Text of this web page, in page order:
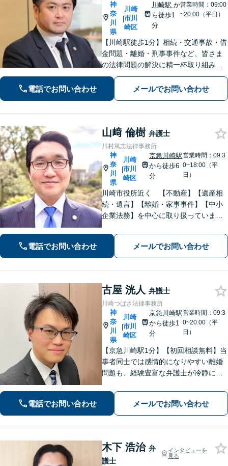
神
奈
川
県
|
川崎
市川
崎区
川崎駅 か
ら徒歩1
分
営業時間：09:00
~20:00（平日）
【川崎駅徒歩1分】相続・交通事故・借
金問題・離婚・刑事事件など、皆さま
の法律問題の解決に精一杯取り組みま
す。持ち前のバイタリティとフットワ
ークの軽さに自信あり。費用の負担を
最小限にするよう努めています。【地
電話でお問い合わせ メールでお問い合わせ
山﨑 倫樹 弁護士
川村篤志法律事務所
神
奈
川
県
|
川崎
市川
崎区
京急川崎駅
から徒歩6
分
営業時間：09:3
0~18:00（平
日）
川崎市役所近く 【不動産】【遺産相
続・遺言】【離婚・家事事件】【中小
企業法務】を中心に取り扱っていま
す。ぜひご相談ください
電話でお問い合わせ メールでお問い合わせ
古屋 洸人 弁護士
川崎つばさ法律事務所
神
奈
川
県
|
川崎
市川
崎区
京急川崎駅
から徒歩1
分
営業時間：09:3
0~20:00（平
日）
【京急川崎駅1分】【初回相談無料】当
事者同士では感情的になりやすい離婚
問題も、経験豊富な弁護士が冷静に解
族」に発展する前に、ぜひ私にご相談
ください。ご家族の状況を整理し、最
適な解決策を一緒に見出しましょう。
電話でお問い合わせ メールでお問い合わせ
木下 浩治 弁
護士
インタビューを
見る